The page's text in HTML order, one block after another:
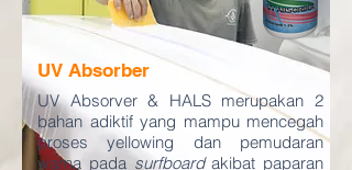
UV Absorber
UV Absorver & HALS merupakan 2
bahan adiktif yang mampu mencegah
proses yellowing dan pemudaran
warna pada surfboardakibat paparan